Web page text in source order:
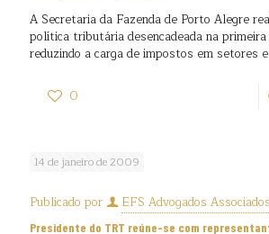
A Secretaria da Fazenda de Porto Alegre
política tributária desencadeada na
reduzindo a carga de impostos em setores
0
14 de janeiro de 2009
Publicado por EFS Advogados Associados
Presidente do TRT reúne-se com